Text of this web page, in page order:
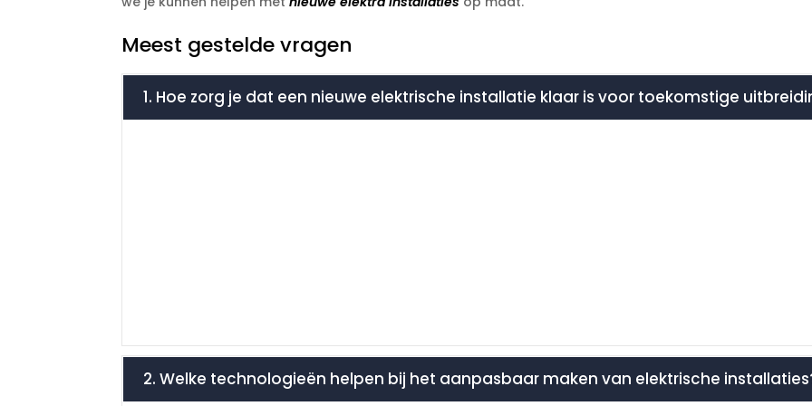
Meest gestelde vragen
1. Hoe zorg je dat een nieuwe elektrische installatie klaar is voor toekomstige
2. Welke technologieën helpen bij het aanpasbaar maken van elektrische